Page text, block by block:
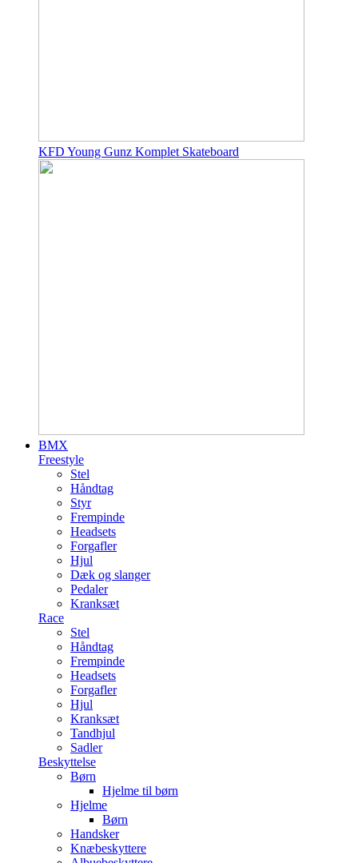
KFD Young Gunz Komplet Skateboard
BMX
Freestyle
Stel
Håndtag
Styr
Frempinde
Headsets
Forgafler
Hjul
Dæk og slanger
Pedaler
Kranksæt
Race
Stel
Håndtag
Frempinde
Headsets
Forgafler
Hjul
Kranksæt
Tandhjul
Sadler
Beskyttelse
Børn
Hjelme til børn
Hjelme
Børn
Handsker
Knæbeskyttere